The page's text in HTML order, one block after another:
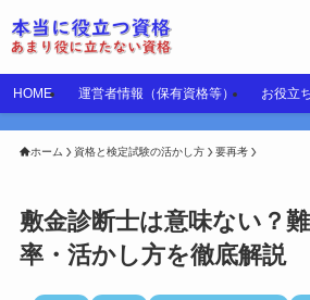
HOME 運営者情報（保有資格等） お役立
ホーム 資格と検定試験の活かし方 要再考
敷金診断士は意味ない？
率・活かし方を徹底解説